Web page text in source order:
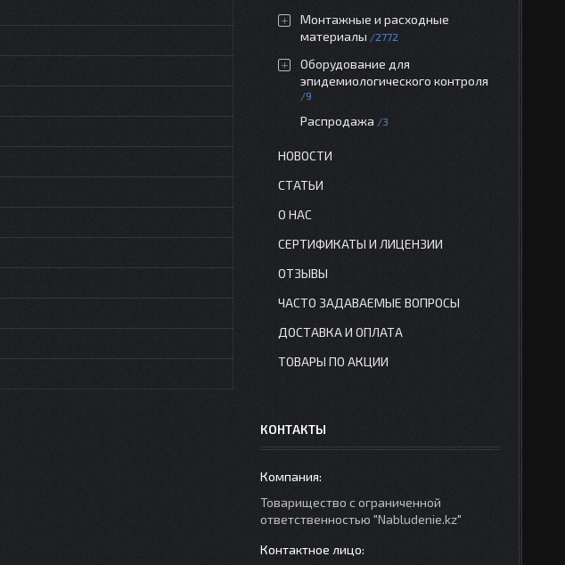
Монтажные и расходные
материалы
2772
Оборудование для
эпидемиологического контроля
9
Распродажа 3
НОВОСТИ
СТАТЬИ
О НАС
СЕРТИФИКАТЫ И ЛИЦЕНЗИИ
ОТЗЫВЫ
ЧАСТО ЗАДАВАЕМЫЕ ВОПРОСЫ
ДОСТАВКА И ОПЛАТА
ТОВАРЫ ПО АКЦИИ
КОНТАКТЫ
Товарищество с ограниченной
ответственностью "Nabludenie.kz"